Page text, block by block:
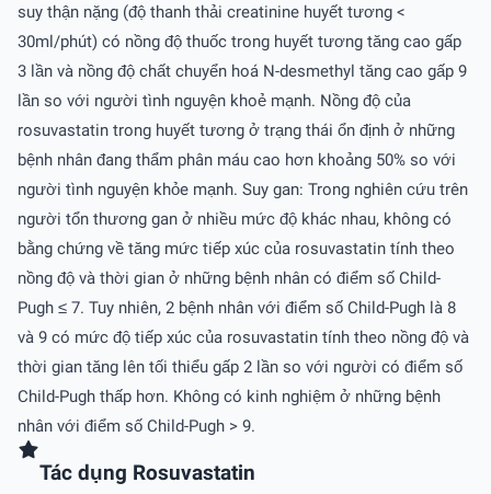
suy thận nặng (độ thanh thải creatinine huyết tương <
30ml/phút) có nồng độ thuốc trong huyết tương tăng cao gấp
3 lần và nồng độ chất chuyển hoá N-desmethyl tăng cao gấp 9
lần so với người tình nguyện khoẻ mạnh. Nồng độ của
rosuvastatin trong huyết tương ở trạng thái ổn định ở những
bệnh nhân đang thẩm phân máu cao hơn khoảng 50% so với
người tình nguyện khỏe mạnh. Suy gan: Trong nghiên cứu trên
người tổn thương gan ở nhiều mức độ khác nhau, không có
bằng chứng về tăng mức tiếp xúc của rosuvastatin tính theo
nồng độ và thời gian ở những bệnh nhân có điểm số Child-
Pugh ≤ 7. Tuy nhiên, 2 bệnh nhân với điểm số Child-Pugh là 8
và 9 có mức độ tiếp xúc của rosuvastatin tính theo nồng độ và
thời gian tăng lên tối thiểu gấp 2 lần so với người có điểm số
Child-Pugh thấp hơn. Không có kinh nghiệm ở những bệnh
nhân với điểm số Child-Pugh > 9.
Tác dụng Rosuvastatin